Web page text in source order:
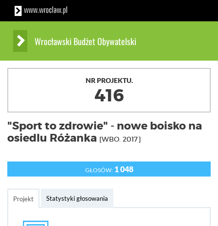
Wrocławski Budżet Obywatelski
NR PROJEKTU.
416
"Sport to zdrowie" - nowe boisko na
osiedlu Różanka [WBO. 2017]
GŁOSÓW:1 048
Projekt Statystyki głosowania